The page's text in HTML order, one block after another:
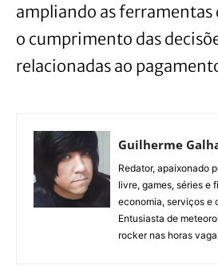
ampliando as ferramentas
o cumprimento das
relacionadas ao
Guilherme
Redator, apaixonado
livre, games, séries e
economia, serviços e
Entusiasta de
rocker nas horas